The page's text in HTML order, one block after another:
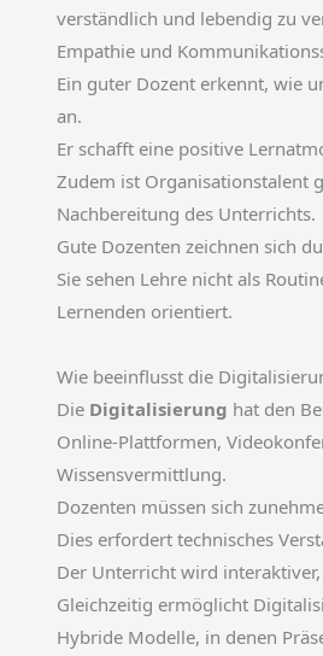
verständlich und lebendig zu
Empathie und
Ein guter Dozent erkennt, wie
an.
Er schafft eine positive
Zudem ist Organisationstalent
Nachbereitung des Unterrichts.
Gute Dozenten zeichnen sich
Sie sehen Lehre nicht als
Lernenden orientiert.
Wie beeinflusst die
Die Digitalisierung hat den
Online-Plattformen,
Wissensvermittlung.
Dozenten müssen sich
Dies erfordert technisches
Der Unterricht wird
Gleichzeitig ermöglicht
Hybride Modelle, in denen